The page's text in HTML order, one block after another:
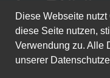
Diese Webseite
diese Seite nutzen,
Verwendung zu. Alle
unserer